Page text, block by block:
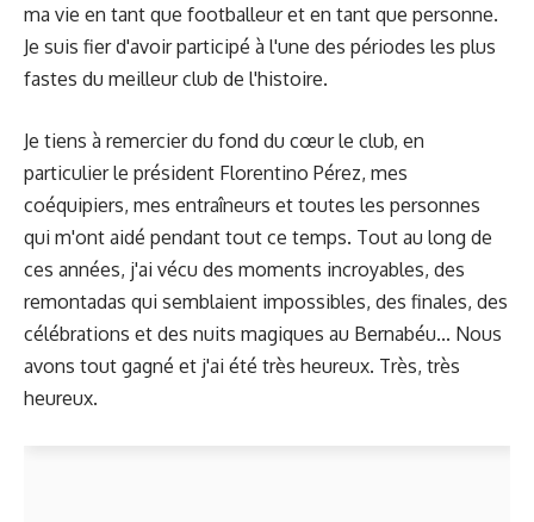
ma vie en tant que footballeur et en tant que personne.
Je suis fier d'avoir participé à l'une des périodes les plus
fastes du meilleur club de l'histoire.
Je tiens à remercier du fond du cœur le club, en
particulier le président Florentino Pérez, mes
coéquipiers, mes entraîneurs et toutes les personnes
qui m'ont aidé pendant tout ce temps. Tout au long de
ces années, j'ai vécu des moments incroyables, des
remontadas qui semblaient impossibles, des finales, des
célébrations et des nuits magiques au Bernabéu... Nous
avons tout gagné et j'ai été très heureux. Très, très
heureux.